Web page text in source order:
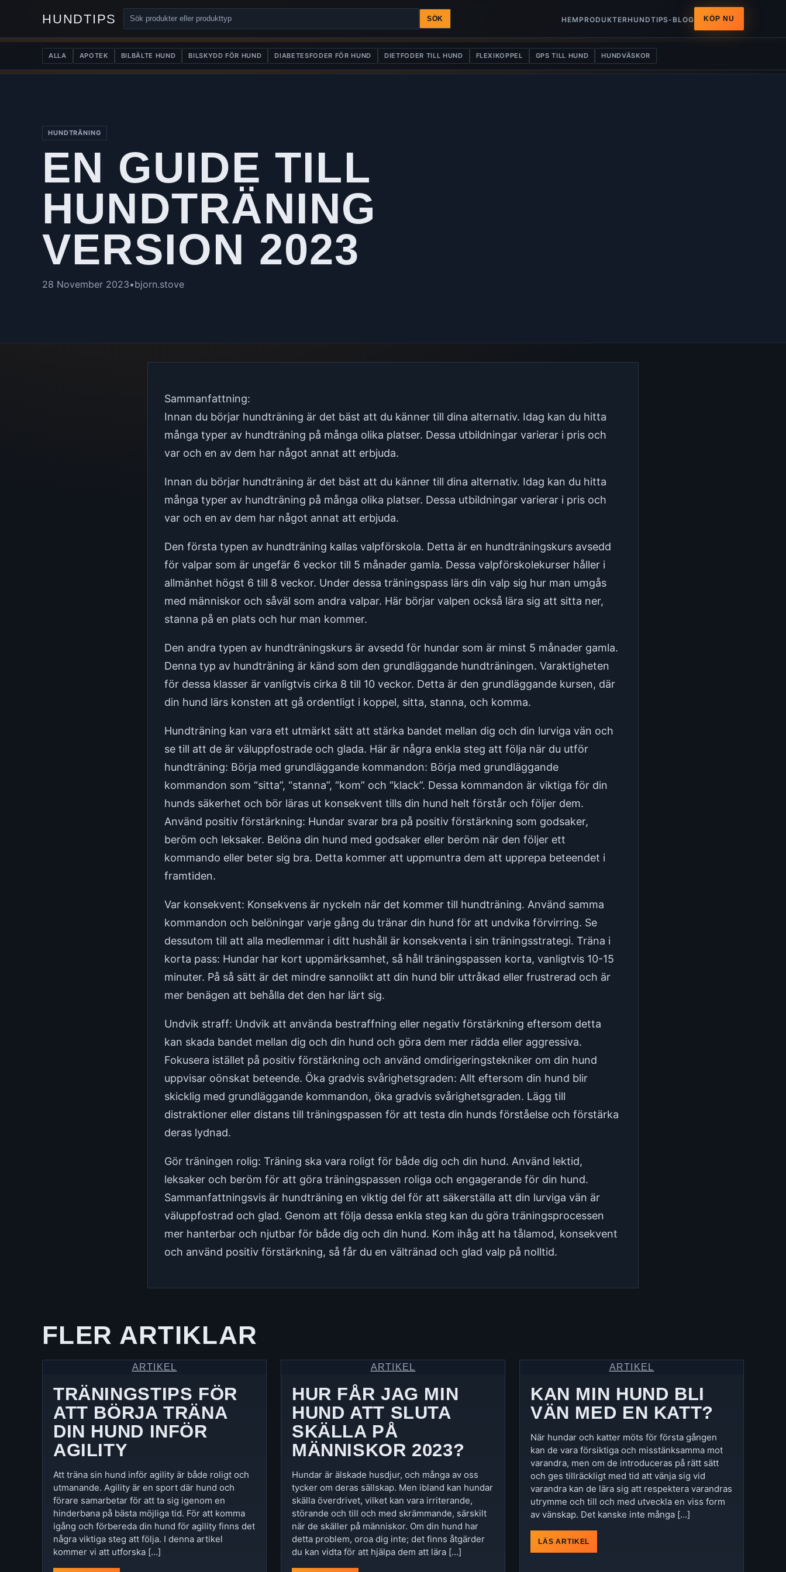
HUNDTIPS SÖK HEM PRODUKTERHUNDTIPS-BLOG KÖP NU
ALLA APOTEK BILBÄLTE HUND BILSKYDD FÖR HUND DIABETESFODER FÖR HUND DIETFODER TILL HUND FLEXIKOPPEL GPS TILL HUND HUNDVÄSKOR
HUNDTRÄNING
EN GUIDE TILL
HUNDTRÄNING
VERSION 2023
28 November 2023•bjorn.stove
Sammanfattning:
Innan du börjar hundträning är det bäst att du känner till dina alternativ. Idag kan du hitta
många typer av hundträning på många olika platser. Dessa utbildningar varierar i pris och
var och en av dem har något annat att erbjuda.
Innan du börjar hundträning är det bäst att du känner till dina alternativ. Idag kan du hitta
många typer av hundträning på många olika platser. Dessa utbildningar varierar i pris och
var och en av dem har något annat att erbjuda.
Den första typen av hundträning kallas valpförskola. Detta är en hundträningskurs avsedd
för valpar som är ungefär 6 veckor till 5 månader gamla. Dessa valpförskolekurser håller i
allmänhet högst 6 till 8 veckor. Under dessa träningspass lärs din valp sig hur man umgås
med människor och såväl som andra valpar. Här börjar valpen också lära sig att sitta ner,
stanna på en plats och hur man kommer.
Den andra typen av hundträningskurs är avsedd för hundar som är minst 5 månader gamla.
Denna typ av hundträning är känd som den grundläggande hundträningen. Varaktigheten
för dessa klasser är vanligtvis cirka 8 till 10 veckor. Detta är den grundläggande kursen, där
din hund lärs konsten att gå ordentligt i koppel, sitta, stanna, och komma.
Hundträning kan vara ett utmärkt sätt att stärka bandet mellan dig och din lurviga vän och
se till att de är väluppfostrade och glada. Här är några enkla steg att följa när du utför
hundträning: Börja med grundläggande kommandon: Börja med grundläggande
kommandon som “sitta”, “stanna”, “kom” och “klack”. Dessa kommandon är viktiga för din
hunds säkerhet och bör läras ut konsekvent tills din hund helt förstår och följer dem.
Använd positiv förstärkning: Hundar svarar bra på positiv förstärkning som godsaker,
beröm och leksaker. Belöna din hund med godsaker eller beröm när den följer ett
kommando eller beter sig bra. Detta kommer att uppmuntra dem att upprepa beteendet i
framtiden.
Var konsekvent: Konsekvens är nyckeln när det kommer till hundträning. Använd samma
kommandon och belöningar varje gång du tränar din hund för att undvika förvirring. Se
dessutom till att alla medlemmar i ditt hushåll är konsekventa i sin träningsstrategi. Träna i
korta pass: Hundar har kort uppmärksamhet, så håll träningspassen korta, vanligtvis 10-15
minuter. På så sätt är det mindre sannolikt att din hund blir uttråkad eller frustrerad och är
mer benägen att behålla det den har lärt sig.
Undvik straff: Undvik att använda bestraffning eller negativ förstärkning eftersom detta
kan skada bandet mellan dig och din hund och göra dem mer rädda eller aggressiva.
Fokusera istället på positiv förstärkning och använd omdirigeringstekniker om din hund
uppvisar oönskat beteende. Öka gradvis svårighetsgraden: Allt eftersom din hund blir
skicklig med grundläggande kommandon, öka gradvis svårighetsgraden. Lägg till
distraktioner eller distans till träningspassen för att testa din hunds förståelse och förstärka
deras lydnad.
Gör träningen rolig: Träning ska vara roligt för både dig och din hund. Använd lektid,
leksaker och beröm för att göra träningspassen roliga och engagerande för din hund.
Sammanfattningsvis är hundträning en viktig del för att säkerställa att din lurviga vän är
väluppfostrad och glad. Genom att följa dessa enkla steg kan du göra träningsprocessen
mer hanterbar och njutbar för både dig och din hund. Kom ihåg att ha tålamod, konsekvent
och använd positiv förstärkning, så får du en vältränad och glad valp på nolltid.
FLER ARTIKLAR
ARTIKEL
TRÄNINGSTIPS FÖR
ATT BÖRJA TRÄNA
DIN HUND INFÖR
AGILITY
Att träna sin hund inför agility är både roligt och
utmanande. Agility är en sport där hund och
förare samarbetar för att ta sig igenom en
hinderbana på bästa möjliga tid. För att komma
igång och förbereda din hund för agility finns det
några viktiga steg att följa. I denna artikel
kommer vi att utforska […]
ARTIKEL
HUR FÅR JAG MIN
HUND ATT SLUTA
SKÄLLA PÅ
MÄNNISKOR 2023?
Hundar är älskade husdjur, och många av oss
tycker om deras sällskap. Men ibland kan hundar
skälla överdrivet, vilket kan vara irriterande,
störande och till och med skrämmande, särskilt
när de skäller på människor. Om din hund har
detta problem, oroa dig inte; det finns åtgärder
du kan vidta för att hjälpa dem att lära […]
ARTIKEL
KAN MIN HUND BLI
VÄN MED EN KATT?
När hundar och katter möts för första gången
kan de vara försiktiga och misstänksamma mot
varandra, men om de introduceras på rätt sätt
och ges tillräckligt med tid att vänja sig vid
varandra kan de lära sig att respektera varandras
utrymme och till och med utveckla en viss form
av vänskap. Det kanske inte många […]
LÄS ARTIKEL